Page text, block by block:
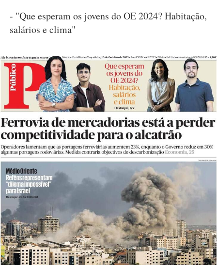
- "Que esperam os jovens do OE 2024? Habitação,
salários e clima"